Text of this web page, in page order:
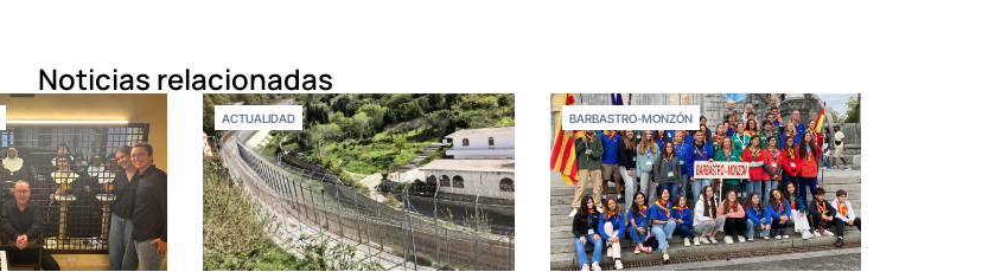
Noticias relacionadas
ACTUALIDAD BARBASTRO-MONZÓN